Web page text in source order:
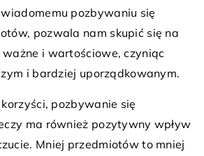
pozbywaniu się
pozwala nam skupić się na
i wartościowe, czyniąc
i bardziej uporządkowanym.
pozbywanie się
ma również pozytywny wpływ
Mniej przedmiotów to mniej